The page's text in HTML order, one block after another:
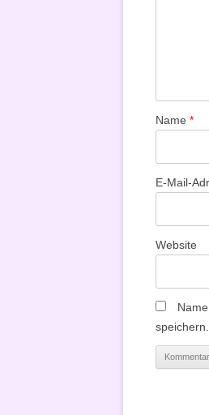
Name *
E-Mail-
Website
speichern.